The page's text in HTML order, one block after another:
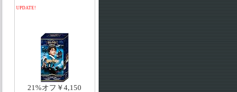
UPDATE!
21%オフ￥4,150